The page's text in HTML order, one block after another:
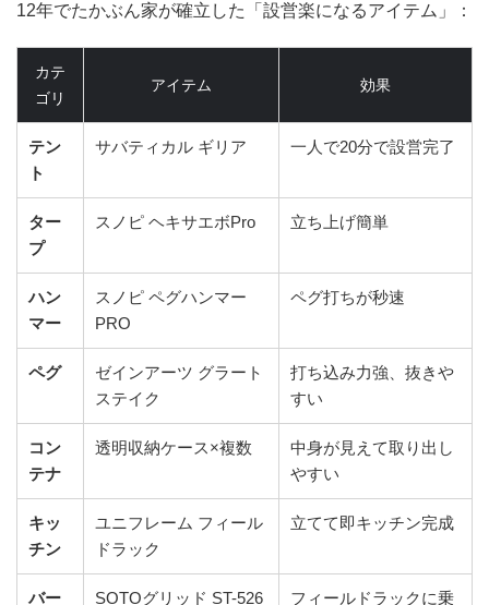
12年でたかぶん家が確立した「設営楽になるアイテム」：
カテ
ゴリ
アイテム 効果
テン
ト
サバティカル ギリア 一人で20分で設営完了
ター
プ
スノピ ヘキサエボPro 立ち上げ簡単
ハン
マー
スノピ ペグハンマー
PRO
ペグ打ちが秒速
ペグ
ゼインアーツ グラート
ステイク
打ち込み力強、抜きや
すい
コン
テナ
透明収納ケース×複数
中身が見えて取り出し
やすい
キッ
チン
ユニフレーム フィール
ドラック
立てて即キッチン完成
バー
SOTOグリッド ST-526
フィールドラックに乗